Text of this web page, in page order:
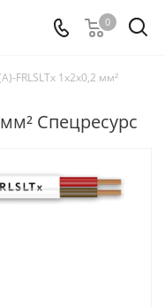
0
FRLSLTx 1x2x0,2 мм²
Спецресурс